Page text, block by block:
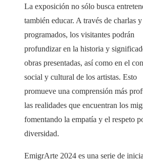
La exposición no sólo busca
también educar. A través de charlas
programados, los visitantes podrán
profundizar en la historia y
obras presentadas, así como en el
social y cultural de los artistas. Esto
promueve una comprensión más
las realidades que encuentran los
fomentando la empatía y el respeto
diversidad.
EmigrArte 2024 es una serie de